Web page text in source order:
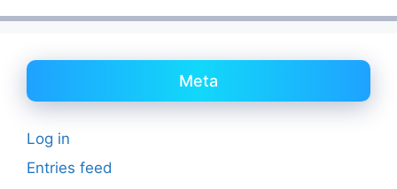
Meta
Log in
Entries feed